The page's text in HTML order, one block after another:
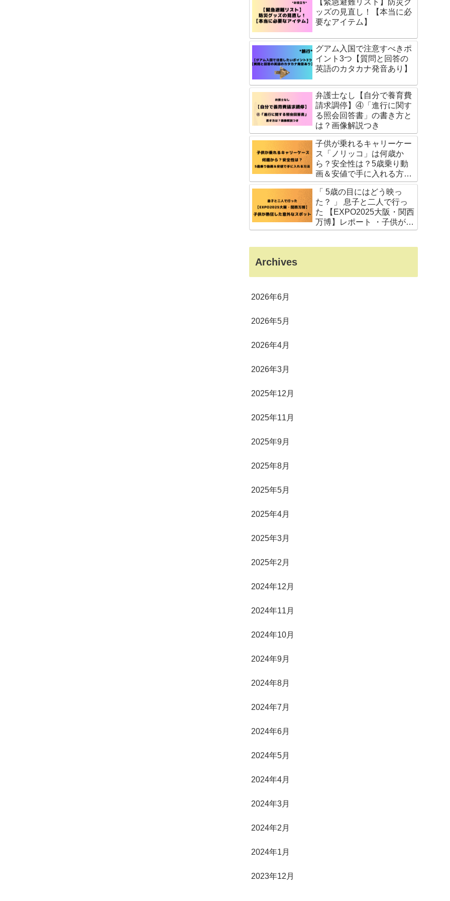
ッズの見直し！【本当に必
要なアイテム】
グアム入国で注意すべきポ
イント3つ【質問と回答の
英語のカタカナ発音あり】
弁護士なし【自分で養育費
請求調停】④「進行に関す
る照会回答書」の書き方と
は？画像解説つき
子供が乗れるキャリーケー
ス「ノリッコ」は何歳か
ら？安全性は？5歳乗り動
画＆安値で手に入れる方法
を公開
「 5歳の目にはどう映っ
た？ 」 息子と二人で行っ
た 【EXPO2025大阪・関西
万博】レポート ・子供が熱
狂した意外なスポット
Archives
2026年6月
2026年5月
2026年4月
2026年3月
2025年12月
2025年11月
2025年9月
2025年8月
2025年5月
2025年4月
2025年3月
2025年2月
2024年12月
2024年11月
2024年10月
2024年9月
2024年8月
2024年7月
2024年6月
2024年5月
2024年4月
2024年3月
2024年2月
2024年1月
2023年12月